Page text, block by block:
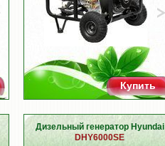
Купить
Дизельный генератор Hyundai
DHY6000SE